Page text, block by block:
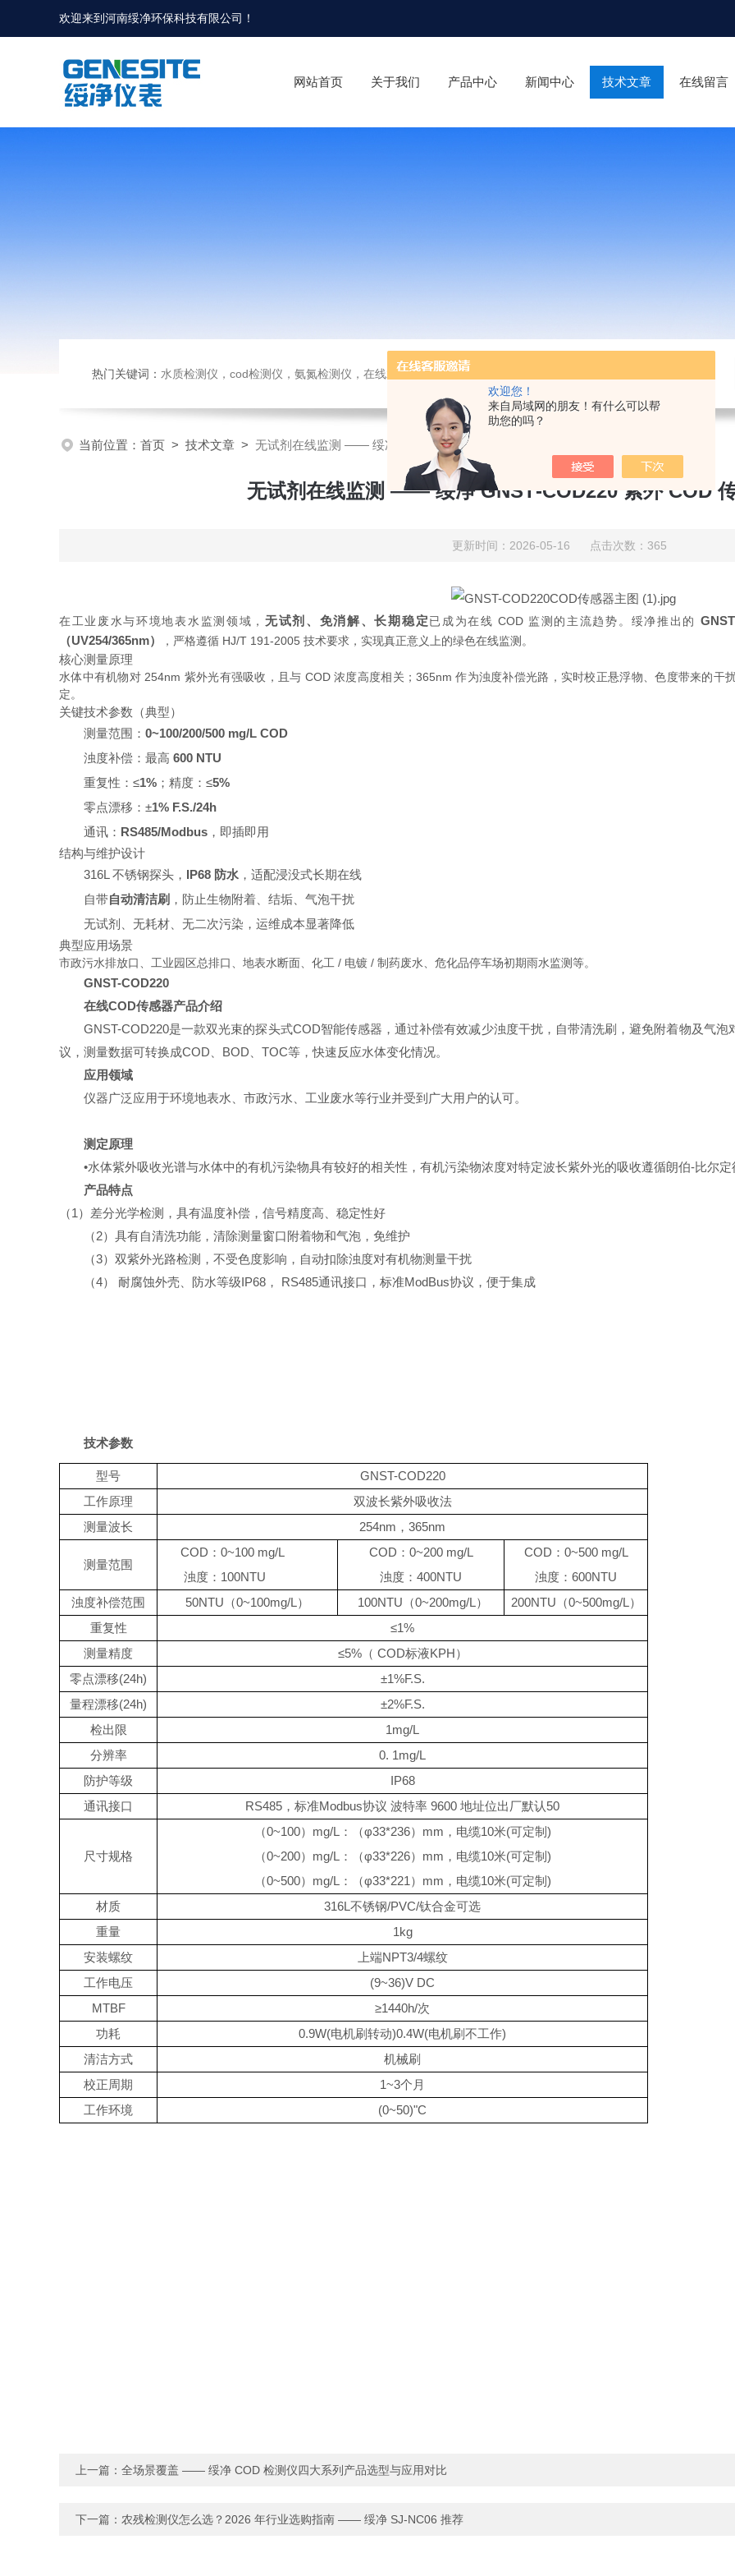
欢迎您！
来自局域网的朋友！有什么可以帮
助您的吗？
欢迎来到河南绥净环保科技有限公司！
网站首页 关于我们 产品中心 新闻中心 技术文章 在线留言
热门关键词： 水质检测仪，cod检测仪，氨氮检测仪，在线水质监测仪，水质分析仪，水质检测传感器，氨氮快速测定仪，总磷测定仪，总氮测定仪，多参数水质分析仪，BOD测定仪，余氯分析仪，农药残留检测仪，水质环保仪器
当前位置： 首页 > 技术文章 > 无试剂在线监测 —— 绥净 GNST‑COD220 紫外 COD 传感器技术解析
无试剂在线监测 —— 绥净 GNST‑COD220 紫外 COD
更新时间：2026-05-16 点击次数：365
在工业废水与环境地表水监测领域， 无试剂、免消解、长期稳定已成为在线 COD 监测的主流趋势。绥净推出的
（UV254/365nm）
，严格遵循 HJ/T 191‑2005 技术要求，实现真正意义上的绿色在线监测。
核心测量原理
水体中有机物对 254nm 紫外光有强吸收，且与 COD 浓度高度相关；365nm 作为浊度补偿光路，实时校正悬浮物、色度带来的干
定。
关键技术参数（典型）
测量范围： 0~100/200/500 mg/L COD
浊度补偿：最高 600 NTU
重复性：≤1% ；精度：≤5%
零点漂移：±1% F.S./24h
通讯： RS485/Modbus ，即插即用
结构与维护设计
316L 不锈钢探头， IP68 防水 ，适配浸没式长期在线
自带自动清洁刷 ，防止生物附着、结垢、气泡干扰
无试剂、无耗材、无二次污染，运维成本显著降低
典型应用场景
市政污水排放口、工业园区总排口、地表水断面、化工 / 电镀 / 制药废水、危化品停车场初期雨水监测等。
GNST-COD220
在线COD传感器产品介绍
GNST-COD220是一款双光束的探头式COD智能传感器，通过补偿有效减少浊度干扰，自带清洗刷，避免附着物及气
议，测量数据可转换成COD、BOD、TOC等，快速反应水体变化情况。
应用领域
仪器广泛应用于环境地表水、市政污水、工业废水等行业并受到广大用户的认可。
测定原理
•水体紫外吸收光谱与水体中的有机污染物具有较好的相关性，有机污染物浓度对特定波长紫外光的吸收遵循朗伯-比尔定
产品特点
（1 ） 差分光学检测，具有温度补偿，信号精度高、稳定性好
（2） 具有自清洗功能，清除测量窗口附着物和气泡，免维护
（3） 双紫外光路检测，不受色度影响，自动扣除浊度对有机物测量干扰
（4） 耐腐蚀外壳、防水等级IP68， RS485通讯接口，标准ModBus协议，便于集成
技术参数
型号
GNST-COD220
工作原理
双波长紫外吸收法
测量波长
254nm ， 365nm
测量范围
COD ： 0~100 mg/L
浊度： 100NTU
COD ： 0~200 mg/L
浊度： 400NTU
COD ： 0~500 mg/L
浊度： 600NTU
浊度补偿范围
50NTU （0~100mg/L） 100NTU （0~200mg/L） 200NTU （0~500mg/L）
重复性
≤1%
测量精度
≤5%（ COD标液KPH）
零点漂移(24h) ±1%F.S.
量程漂移(24h) ±2%F.S.
检出限
1mg/L
分辨率
0. 1mg/L
防护等级
IP68
通讯接口
RS485 ，标准Modbus协议 波特率 9600 地址位出厂默认50
尺寸规格
（0~100） mg/L ：（φ33*236） mm ，电缆10米(可定制 )
（0~200） mg/L ：（φ33*226） mm ，电缆10米(可定制 )
（0~500） mg/L ：（φ33*221 ） mm ，电缆10米(可定制 )
材质
316L不锈钢/PVC/钛合金可选
重量
1kg
安装螺纹
上端NPT3/4螺纹
工作电压
(9~36)V DC
MTBF
≥1440h/次
功耗
0.9W(电机刷转动)0.4W(电机刷不工作)
清洁方式
机械刷
校正周期
1~3个月
工作环境
(0~50)"C
上一篇： 全场景覆盖 —— 绥净 COD 检测仪四大系列产品选型与应用对比
下一篇： 农残检测仪怎么选？2026 年行业选购指南 —— 绥净 SJ‑NC06 推荐